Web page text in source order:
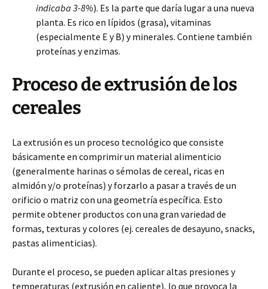
indicaba 3-8%). Es la parte que daría lugar a una nueva
planta. Es rico en lípidos (grasa), vitaminas
(especialmente E y B) y minerales. Contiene también
proteínas y enzimas.
Proceso de extrusión de los
cereales
La extrusión es un proceso tecnológico que consiste
básicamente en comprimir un material alimenticio
(generalmente harinas o sémolas de cereal, ricas en
almidón y/o proteínas) y forzarlo a pasar a través de un
orificio o matriz con una geometría específica. Esto
permite obtener productos con una gran variedad de
formas, texturas y colores (ej. cereales de desayuno, snacks,
pastas alimenticias).
Durante el proceso, se pueden aplicar altas presiones y
temperaturas (extrusión en caliente), lo que provoca la